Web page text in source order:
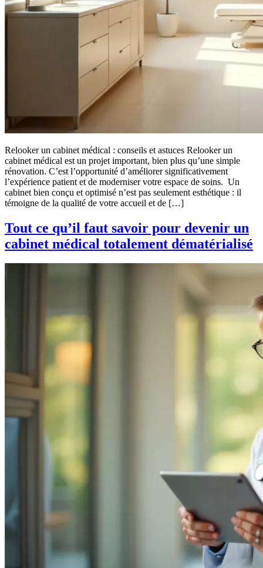
Relooker un cabinet médical : conseils et astuces Relooker un
cabinet médical est un projet important, bien plus qu’une simple
rénovation. C’est l’opportunité d’améliorer significativement
l’expérience patient et de moderniser votre espace de soins. Un
cabinet bien conçu et optimisé n’est pas seulement esthétique : il
témoigne de la qualité de votre accueil et de […]
Tout ce qu’il faut savoir pour devenir un
cabinet médical totalement dématérialisé